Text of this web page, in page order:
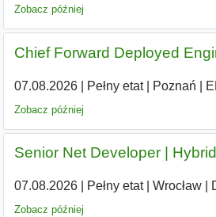
Zobacz później
Chief Forward Deployed
07.08.2026| Pełny etat| Poznań
Zobacz później
Senior Net Developer |
07.08.2026| Pełny etat| Wrocław|
Zobacz później